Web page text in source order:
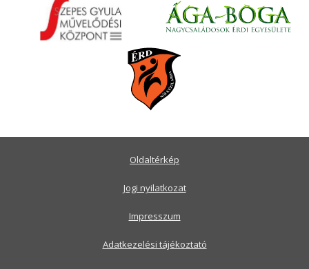
Oldaltérkép
Jogi nyilatkozat
Impresszum
Adatkezelési tájékoztató